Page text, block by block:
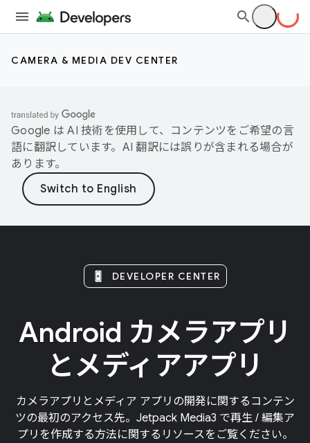
CAMERA & MEDIA DEV CENTER
Google は AI 技術を使用して、コンテンツをご希望の言
語に翻訳しています。AI 翻訳には誤りが含まれる場合が
あります。
DEVELOPER CENTER
Android カメラアプリ
とメディアアプリ
カメラアプリとメディア アプリの開発に関するコンテン
ツの最初のアクセス先。Jetpack Media3 で再生 / 編集ア
プリを作成する方法に関するリソースをご覧ください。